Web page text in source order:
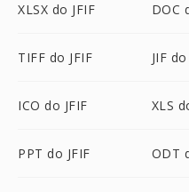
XLSX do JFIF DOC
TIFF do JFIF JIF
ICO do JFIF XLS
PPT do JFIF ODT